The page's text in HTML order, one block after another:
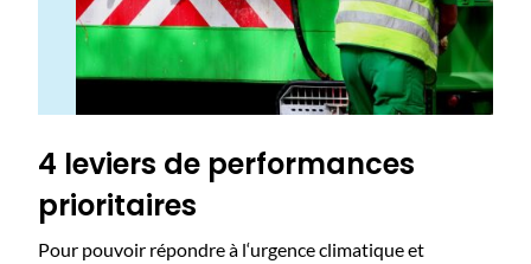
4 leviers de performances
prioritaires
Pour pouvoir répondre à l‘urgence climatique et